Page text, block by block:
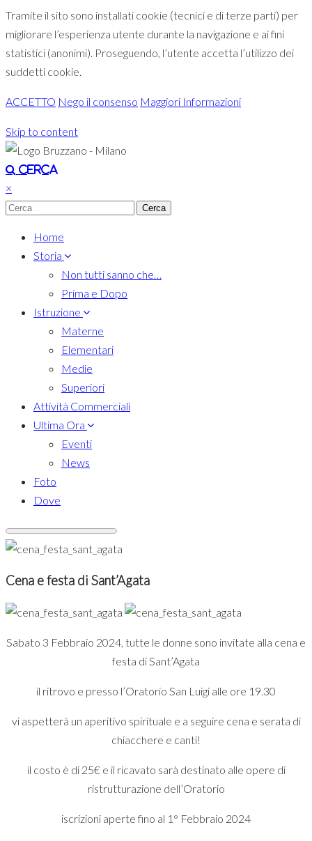
Tramite il sito sono installati cookie (tecnici e di terze parti) per
migliorare l’esperienza utente durante la navigazione e ai fini
statistici (anonimi). Proseguendo, l’utente accetta l’utilizzo dei
suddetti cookie.
ACCETTO Nego il consenso Maggiori Informazioni
Skip to content
Toggle navigation
Cerca
×
Home
Storia
Non tutti sanno che…
Prima e Dopo
Istruzione
Materne
Elementari
Medie
Superiori
Attività Commerciali
Ultima Ora
Eventi
News
Foto
Dove
Cena e festa di Sant’Agata
Sabato 3 Febbraio 2024, tutte le donne sono invitate alla cena e
festa di Sant’Agata
il ritrovo e presso l’Oratorio San Luigi alle ore 19.30
vi aspetterà un aperitivo spirituale e a seguire cena e serata di
chiacchere e canti!
il costo è di 25€ e il ricavato sarà destinato alle opere di
ristrutturazione dell’Oratorio
iscrizioni aperte fino al 1° Febbraio 2024